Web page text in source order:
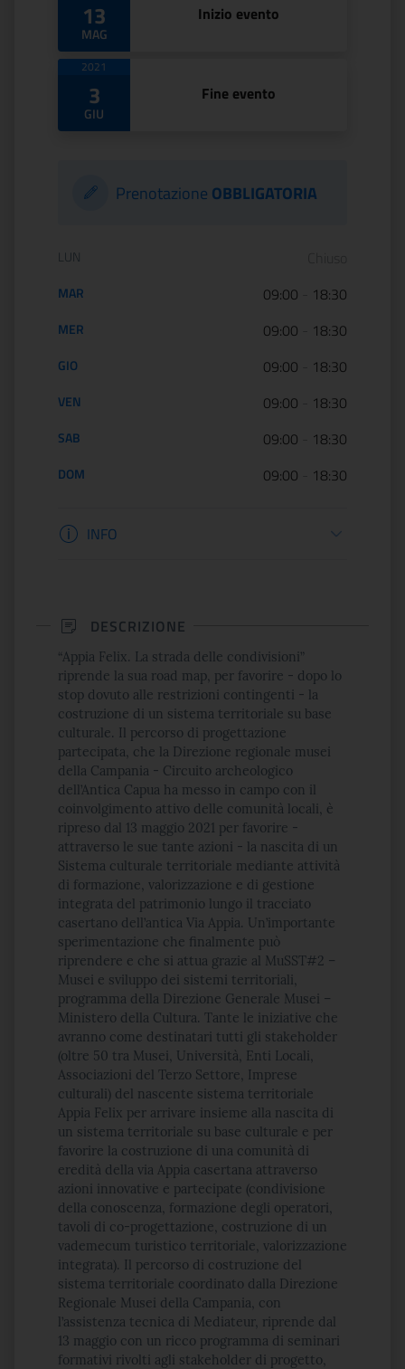
13
MAG
Inizio evento
2021
3
GIU
Fine evento
Prenotazione OBBLIGATORIA
Orario di apertura:
LUN
MAR 09:00 18:30
MER 09:00 18:30
GIO 09:00 18:30
VEN 09:00 18:30
SAB 09:00 18:30
DOM 09:00 18:30
Informazioni apertura
INFO
DESCRIZIONE
“Appia Felix. La strada delle condivisioni”
riprende la sua road map, per favorire - dopo lo
stop dovuto alle restrizioni contingenti - la
costruzione di un sistema territoriale su base
culturale. Il percorso di progettazione
partecipata, che la Direzione regionale musei
della Campania - Circuito archeologico
dell’Antica Capua ha messo in campo con il
coinvolgimento attivo delle comunità locali, è
ripreso dal 13 maggio 2021 per favorire -
attraverso le sue tante azioni - la nascita di un
Sistema culturale territoriale mediante attività
di formazione, valorizzazione e di gestione
integrata del patrimonio lungo il tracciato
casertano dell’antica Via Appia. Un’importante
sperimentazione che finalmente può
riprendere e che si attua grazie al MuSST#2 –
Musei e sviluppo dei sistemi territoriali,
programma della Direzione Generale Musei –
Ministero della Cultura. Tante le iniziative che
avranno come destinatari tutti gli stakeholder
(oltre 50 tra Musei, Università, Enti Locali,
Associazioni del Terzo Settore, Imprese
culturali) del nascente sistema territoriale
Appia Felix per arrivare insieme alla nascita di
un sistema territoriale su base culturale e per
favorire la costruzione di una comunità di
eredità della via Appia casertana attraverso
azioni innovative e partecipate (condivisione
della conoscenza, formazione degli operatori,
tavoli di co-progettazione, costruzione di un
vademecum turistico territoriale, valorizzazione
integrata). Il percorso di costruzione del
sistema territoriale coordinato dalla Direzione
Regionale Musei della Campania, con
l’assistenza tecnica di Mediateur, riprende dal
13 maggio con un ricco programma di seminari
formativi rivolti agli stakeholder di progetto,